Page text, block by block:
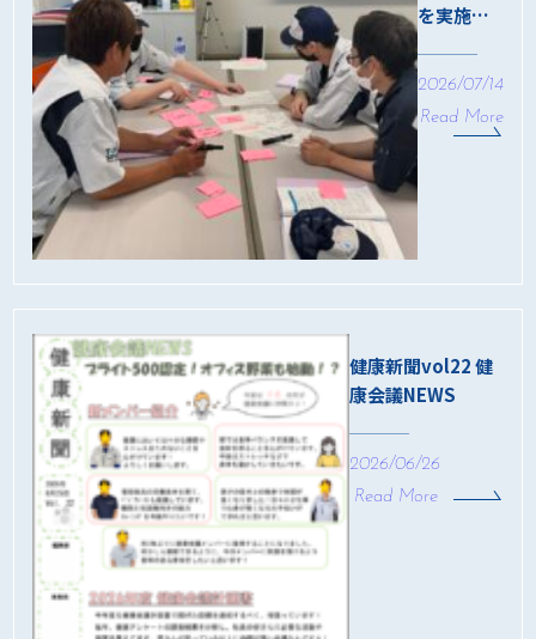
を実施し
ました
2026/07/14
Read More
健康新聞vol22 健
康会議NEWS
2026/06/26
Read More